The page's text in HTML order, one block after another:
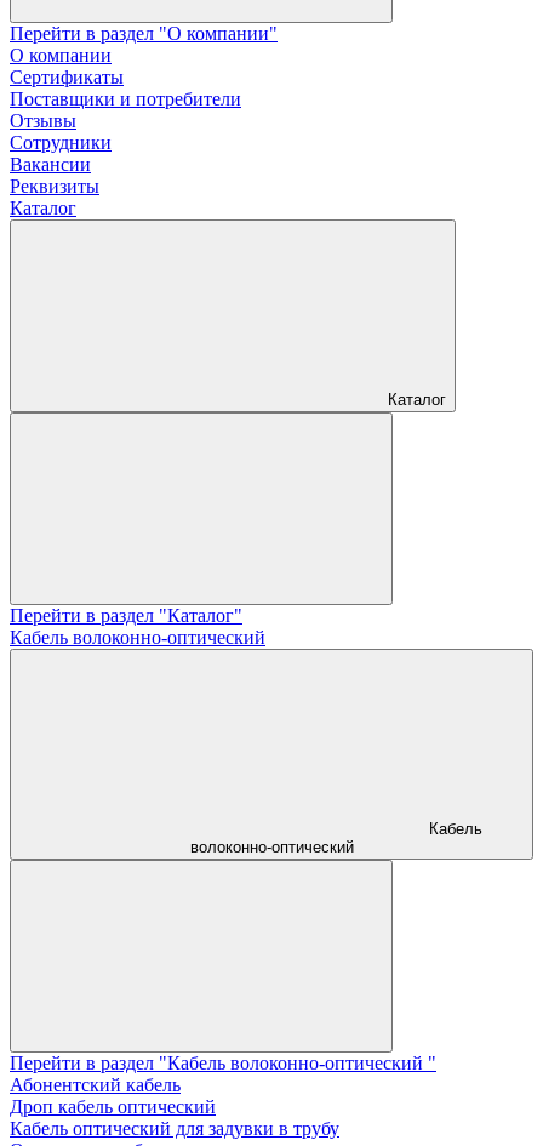
Перейти в раздел "О компании"
О компании
Сертификаты
Поставщики и потребители
Отзывы
Сотрудники
Вакансии
Реквизиты
Каталог
Каталог
Перейти в раздел "Каталог"
Кабель волоконно-оптический
Кабель
волоконно-оптический
Перейти в раздел "Кабель волоконно-оптический "
Абонентский кабель
Дроп кабель оптический
Кабель оптический для задувки в трубу